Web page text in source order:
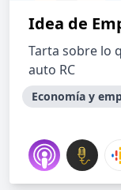
Idea de
Tarta sobre lo
auto RC
Economía y